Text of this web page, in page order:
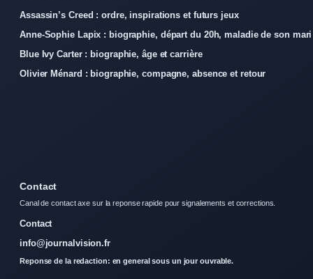
Assassin’s Creed : ordre, inspirations et futurs jeux
Anne-Sophie Lapix : biographie, départ du 20h, maladie de son mari
Blue Ivy Carter : biographie, âge et carrière
Olivier Ménard : biographie, compagne, absence et retour
Contact
Canal de contact axe sur la reponse rapide pour signalements et corrections.
Contact
info@journalvision.fr
Reponse de la redaction: en general sous un jour ouvrable.